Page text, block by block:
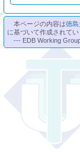
本ページの内容は徳
に基づいて作成されて
--- EDB Working